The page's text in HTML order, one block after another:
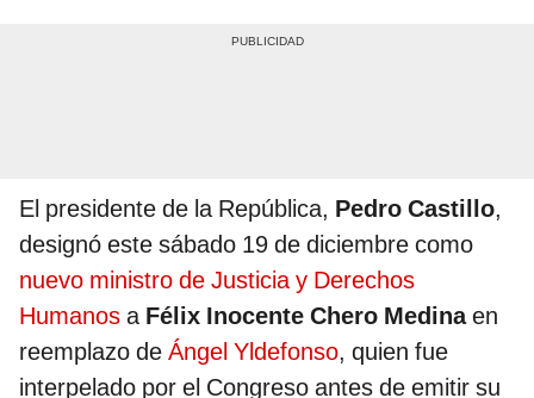
El presidente de la República, Pedro Castillo,
designó este sábado 19 de diciembre como
nuevo ministro de Justicia y Derechos
Humanos a Félix Inocente Chero Medinaen
reemplazo de Ángel Yldefonso, quien fue
interpelado por el Congreso antes de emitir su